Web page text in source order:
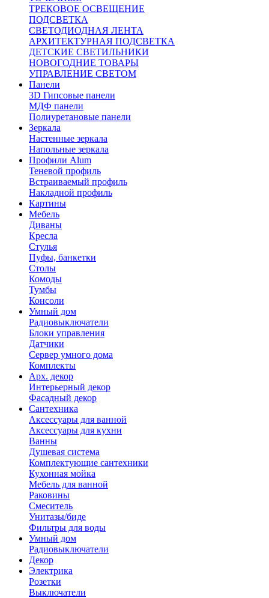
ТРЕКОВОЕ ОСВЕЩЕНИЕ
ПОДСВЕТКА
СВЕТОДИОДНАЯ ЛЕНТА
АРХИТЕКТУРНАЯ ПОДСВЕТКА
ДЕТСКИЕ СВЕТИЛЬНИКИ
НОВОГОДНИЕ ТОВАРЫ
УПРАВЛЕНИЕ СВЕТОМ
Панели
3D Гипсовые панели
МДФ панели
Полиуретановые панели
Зеркала
Настенные зеркала
Напольные зеркала
Профили Alum
Теневой профиль
Встраиваемый профиль
Накладной профиль
Картины
Мебель
Диваны
Кресла
Стулья
Пуфы, банкетки
Столы
Комоды
Тумбы
Консоли
Умный дом
Радиовыключатели
Блоки управления
Датчики
Сервер умного дома
Комплекты
Арх. декор
Интерьерный декор
Фасадный декор
Сантехника
Аксессуары для ванной
Аксессуары для кухни
Ванны
Душевая система
Комплектующие сантехники
Кухонная мойка
Мебель для ванной
Раковины
Смеситель
Унитазы/биде
Фильтры для воды
Умный дом
Радиовыключатели
Декор
Электрика
Розетки
Выключатели